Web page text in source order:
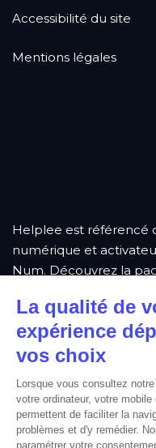
Accessibilité du site
Mentions légales
Helplee est référencé
numérique et
Num. Découvrez la
Helplee est
l’International
Enfin Helplee, s’inscrit
Breton en étant actif
Akademi